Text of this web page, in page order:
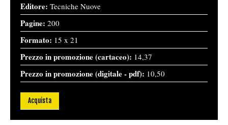
Editore: Tecniche Nuove
Pagine: 200
Formato: 15 x 21
Prezzo in promozione (cartaceo): 14,37
Prezzo in promozione (digitale - pdf): 10,50
Acquista